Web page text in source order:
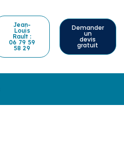
Jean-
Louis
Rault :
06 79 59
58 29
Demander
un
devis
gratuit